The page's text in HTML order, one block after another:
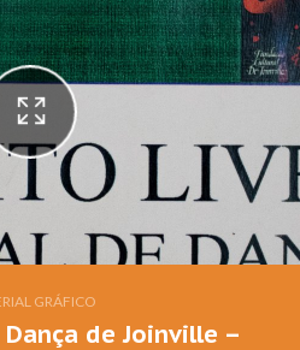
GRÁFICO
de Joinville –